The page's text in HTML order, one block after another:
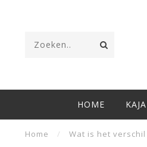
HOME
Home / Wat is het